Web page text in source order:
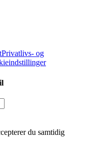
Privatlivs- og
du samtidig